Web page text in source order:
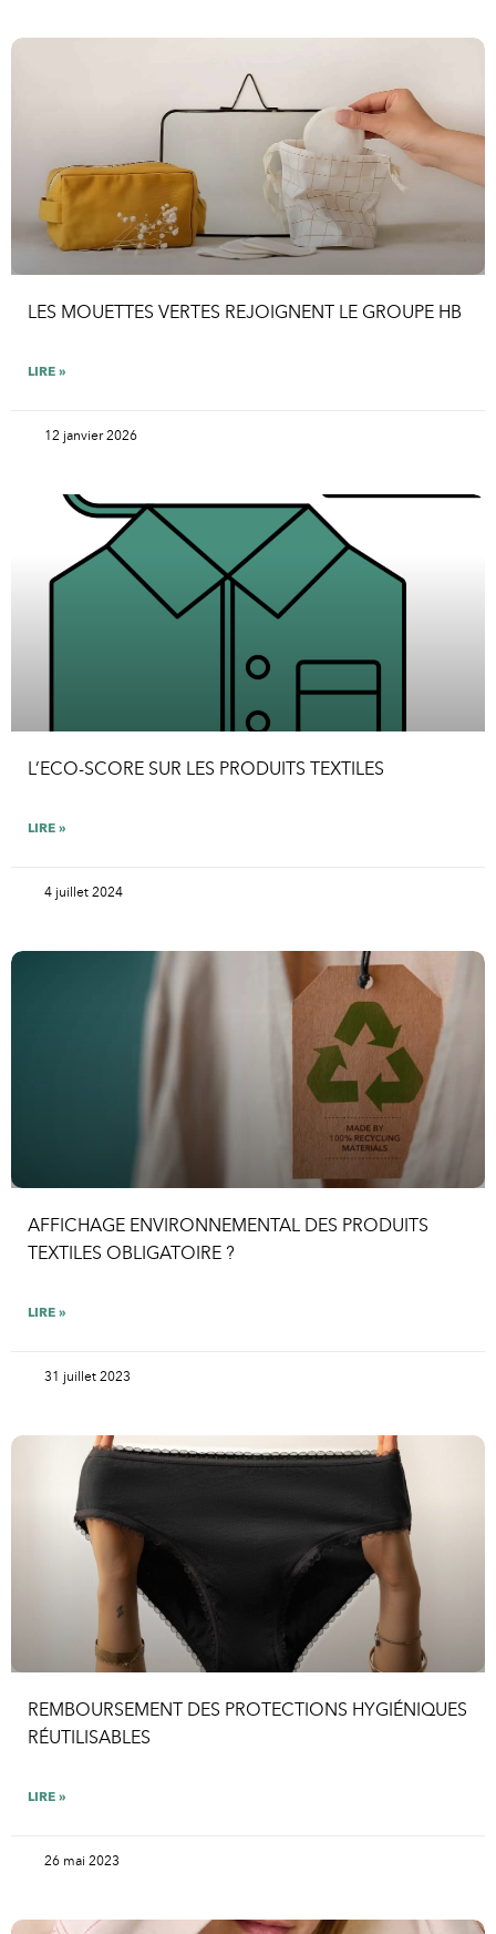
LES MOUETTES VERTES REJOIGNENT LE GROUPE HB
LIRE »
12 janvier 2026
L’ECO-SCORE SUR LES PRODUITS TEXTILES
LIRE »
4 juillet 2024
AFFICHAGE ENVIRONNEMENTAL DES PRODUITS
TEXTILES OBLIGATOIRE ?
LIRE »
31 juillet 2023
REMBOURSEMENT DES PROTECTIONS HYGIÉNIQUES
RÉUTILISABLES
LIRE »
26 mai 2023